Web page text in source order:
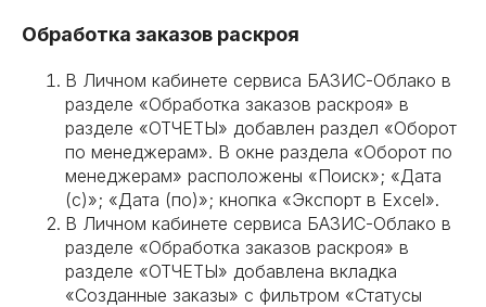
Обработка заказов раскроя
В Личном кабинете сервиса БАЗИС-Облако в
разделе «Обработка заказов раскроя» в
разделе «ОТЧЕТЫ» добавлен раздел «Оборот
по менеджерам». В окне раздела «Оборот по
менеджерам» расположены «Поиск»; «Дата
(с)»; «Дата (по)»; кнопка «Экспорт в Excel».
В Личном кабинете сервиса БАЗИС-Облако в
разделе «Обработка заказов раскроя» в
разделе «ОТЧЕТЫ» добавлена вкладка
«Созданные заказы» с фильтром «Статусы